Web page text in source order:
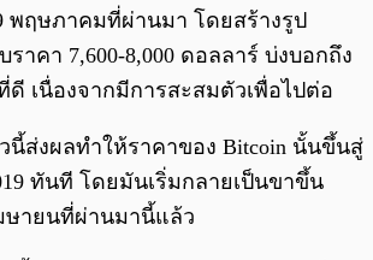
พฤษภาคมที่ผ่านมา โดยสร้างรูป
าคา 7,600-8,000 ดอลลาร์ บ่งบอกถึง
เนื่องจากมีการสะสมตัวเพื่อไปต่อ
นี้ส่งผลทำให้ราคาของ Bitcoin นั้นขึ้นสู่
ทันที โดยมันเริ่มกลายเป็นขาขึ้น
ษายนที่ผ่านมานี้แล้ว